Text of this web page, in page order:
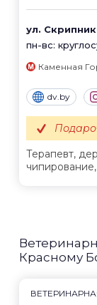
ул.
пн-вс:
Каменная
dv.by
Терапевт,
Красному